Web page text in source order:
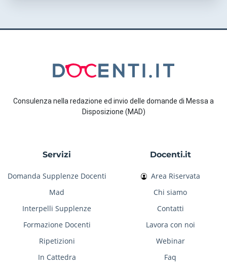
Consulenza nella redazione ed invio delle domande di Messa a
Disposizione (MAD)
Servizi
Domanda Supplenze Docenti
Mad
Interpelli Supplenze
Formazione Docenti
Ripetizioni
In Cattedra
Docenti.it
Area Riservata
Chi siamo
Contatti
Lavora con noi
Webinar
Faq